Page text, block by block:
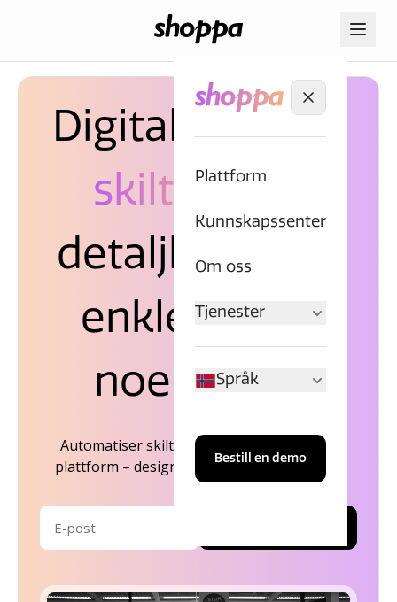
Plattform
Kunnskapssenter
Om oss
Tjenester
Språk
Bestill en demo
Digital og trykt
skiltingfor
detaljhandel –
enklere enn
noensinne
Automatiser skiltprosessen med Shoppas
plattform – designet for større butikkjeder.